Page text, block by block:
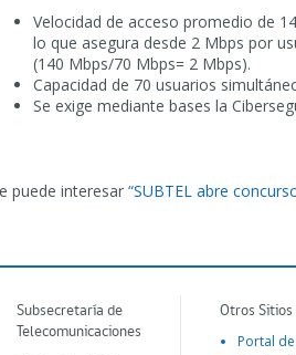
Velocidad de acceso promedio de
lo que asegura desde 2 Mbps por
(140 Mbps/70 Mbps= 2 Mbps).
Capacidad de 70 usuarios
Se exige mediante bases la
puede interesar “SUBTEL abre
Subsecretaría de
Telecomunicaciones
Otros
Portal